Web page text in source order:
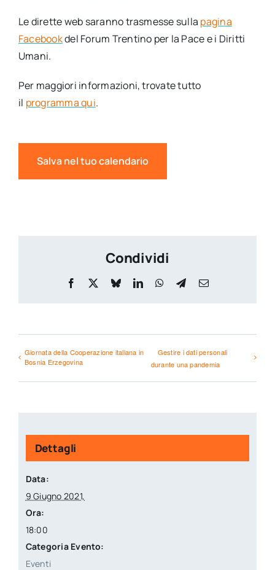
Le dirette web saranno trasmesse sulla pagina
Facebookdel Forum Trentino per la Pace e i Diritti
Umani.
Per maggiori informazioni, trovate tutto
il programma qui.
Salva nel tuo calendario
Condividi
Facebook BlueskyLinkedInWhatsApp
TelegramEmail
Giornata della Cooperazione italiana in
Bosnia Erzegovina
Gestire i dati personali
durante una pandemia
Dettagli
Data:
9 Giugno 2021,
Ora:
18:00
Categoria Evento:
Eventi